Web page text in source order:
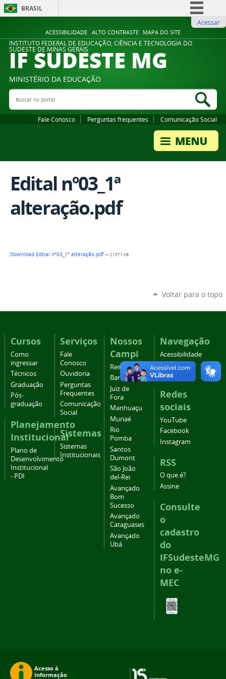
ACESSIBILIDADE ALTO CONTRASTE MAPA DO SITE
BRASIL
Comunica BR
Participe
Legislação
Acessar
INSTITUTO FEDERAL DE EDUCAÇÃO, CIÊNCIA E TECNOLOGIA DO
SUDESTE DE MINAS GERAIS
IF SUDESTE MG
MINISTÉRIO DA EDUCAÇÃO
Buscar no portal
Fale Conosco Perguntas frequentes Comunicação Social
Edital nº03_1ª
alteração.pdf
Download Edital nº03_1ª alteração.pdf— 21371 KB
Voltar para o topo
Cursos
Como
ingressar
Técnicos
Graduação
Pós-
graduação
Planejamento
Institucional
Plano de
Desenvolvimento
Institucional
- PDI
Serviços
Fale
Conosco
Ouvidoria
Perguntas
Frequentes
Comunicação
Social
Sistemas
Sistemas
Institucionais
Nossos
Campi
Reitoria
Barbacena
Juiz de
Fora
Manhuaçu
Muriaé
Rio
Pomba
Santos
Dumont
São João
del-Rei
Avançado
Bom
Sucesso
Avançado
Cataguases
Avançado
Ubá
Navegação
Acessibilidade
Mapa do
site
Redes
sociais
YouTube
Facebook
Instagram
RSS
O que é?
Assine
Consulte
o
cadastro
do
IFSudesteMG
no e-
MEC